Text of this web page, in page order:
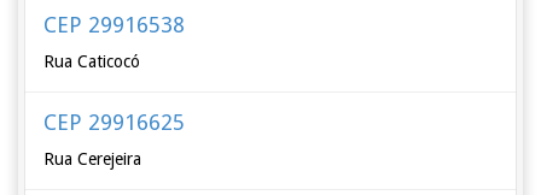
CEP 29916538
Rua Caticocó
CEP 29916625
Rua Cerejeira